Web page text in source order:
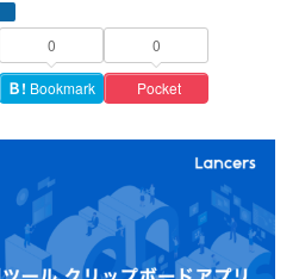
0
Ｂ! Bookmark
0
Pocket